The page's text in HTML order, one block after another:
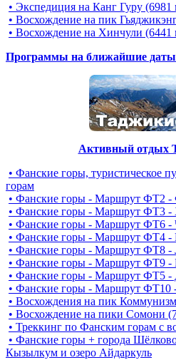
• Экспедиция на Канг Гуру (6981
• Восхождение на пик
• Восхождение на Хинчули (6441
Программы на ближайшие
Активный отдых
• Фанские горы, туристическое
горам
• Фанские горы - Маршрут ФТ2 -
• Фанские горы - Маршрут ФТ3 -
• Фанские горы - Маршрут ФТ6 -
• Фанские горы - Маршрут ФТ4 -
• Фанские горы - Маршрут ФТ8 -
• Фанские горы - Маршрут ФТ9 -
• Фанские горы - Маршрут ФТ5 -
• Фанские горы - Маршрут ФТ10
• Восхождения на пик
• Восхождение на пики Сомони
• Треккинг по Фанским горам c
• Фанские горы + города
Кызылкум и озеро Айдаркуль